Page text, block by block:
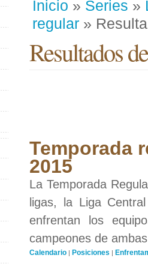
Inicio » Series »
regular »
Resultados
Temporada
2015
La Temporada
ligas, la Liga
enfrentan los
campeones de
Calendario | Posiciones |